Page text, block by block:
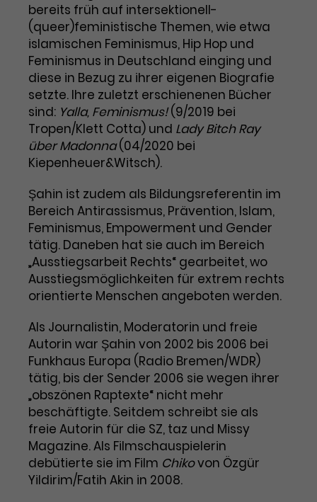
Zweck
darüber zu speichern, wie
Besucher*innen eine Website
nutzen, und hilft bei der Erstellung
eines Analyseberichts über die
Performance der Website. Die
erhobenen Daten umfassen in
anonymisierter Form die Anzahl
der Besuche, die Quelle, aus der sie
stammen, und die besuchten
Seiten.
Name _gat_UA-63561367-1
Anbieter Google Analytics
Laufzeit 1 Minute
Zweck
Das ist ein von Google Analytics
gesetztes Cookie. Bestimmte
Daten werden nur maximal einmal
pro Minute an Google Analytics
gesendet. Solange es gesetzt ist,
werden bestimmte
Datenübertragungen
unterbunden.
Laufzeit 3 Monate
Zweck
Dieses Cookie speichert
Informationen zu Werbeklicks und
dient der Zuordnung von
Conversions zu Google Ads-
Kampagnen.
Anbieter Google / DoubleClick
Laufzeit 3 Monate
Dieses Cookie wird verwendet, um
Nutzerinteraktionen mit
Werbeanzeigen zu messen und
Remarketing-Funktionen
bereitzustellen.
Name IDE
Anbieter Google / DoubleClick
Laufzeit 1 Jahr
bereits früh auf intersektionell-
(queer)feministische Themen, wie etwa
islamischen Feminismus, Hip Hop und
Feminismus in Deutschland einging und
diese in Bezug zu ihrer eigenen Biografie
setzte. Ihre zuletzt erschienenen Bücher
sind: Yalla, Feminismus!(9/2019 bei
Tropen/Klett Cotta) und Lady Bitch Ray
über Madonna(04/2020 bei
Kiepenheuer&Witsch).
Şahin ist zudem als Bildungsreferentin im
Bereich Antirassismus, Prävention, Islam,
Feminismus, Empowerment und Gender
tätig. Daneben hat sie auch im Bereich
„Ausstiegsarbeit Rechts“ gearbeitet, wo
Ausstiegsmöglichkeiten für extrem rechts
orientierte Menschen angeboten werden.
Als Journalistin, Moderatorin und freie
Autorin war Şahin von 2002 bis 2006 bei
Funkhaus Europa (Radio Bremen/WDR)
tätig, bis der Sender 2006 sie wegen ihrer
„obszönen Raptexte“ nicht mehr
beschäftigte. Seitdem schreibt sie als
freie Autorin für die SZ, taz und Missy
Magazine. Als Filmschauspielerin
debütierte sie im Film Chikovon Özgür
Yildirim/Fatih Akin in 2008.